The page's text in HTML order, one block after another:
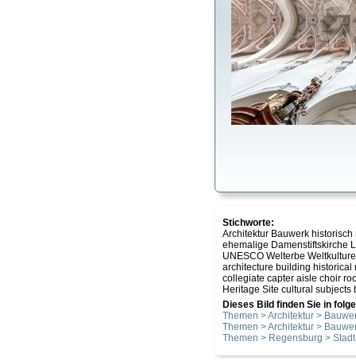
Stichworte:
Architektur Bauwerk
ehemalige Damenstiftskirche
UNESCO Welterbe
architecture building historical
collegiate capter aisle choir
Heritage Site cultural
Dieses Bild finden Sie in
Themen > Architektur >
Themen > Architektur >
Themen > Regensburg > Stadt